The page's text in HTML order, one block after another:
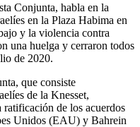
Conjunta, habla en la
en la Plaza Habima en
y la violencia contra
una huelga y cerraron todos
de 2020.
que consiste
de la Knesset,
de los acuerdos
Unidos (EAU) y Bahrein